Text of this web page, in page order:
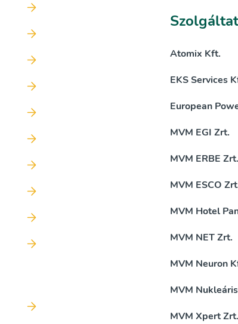
Atomix Kft.
EKS Services
European
MVM EGI Zrt.
MVM ERBE Zrt.
MVM ESCO
MVM Hotel
MVM NET Zrt.
MVM Neuron
MVM
MVM Xpert Zrt.